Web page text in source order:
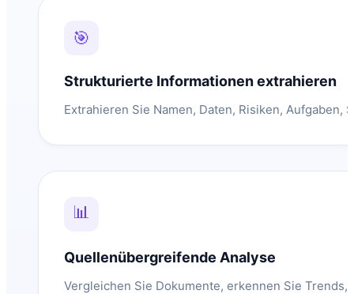
🎯
Strukturierte Informationen extrahieren
Extrahieren Sie Namen, Daten, Risiken,
📊
Quellenübergreifende Analyse
Vergleichen Sie Dokumente, erkennen Sie